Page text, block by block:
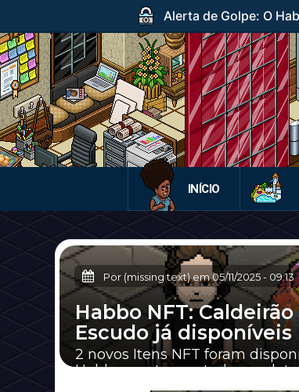
Alerta de Golpe: O
INÍCIO
Por (missing text) em05/11/2025- 09:13
Habbo NFT:
Escudo já disponíveis
2 novos Itens NFT foram
Habbo, contamos todos os